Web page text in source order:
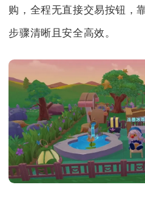
购，全程无直接交易按钮，
步骤清晰且安全高效。